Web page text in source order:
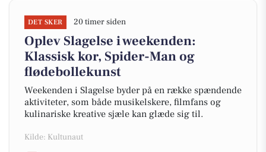
DET SKER 20 timer siden
Oplev Slagelse i weekenden:
Klassisk kor, Spider-Man og
flødebollekunst
Weekenden i Slagelse byder på en række spændende
aktiviteter, som både musikelskere, filmfans og
kulinariske kreative sjæle kan glæde sig til.
Kilde: Kultunaut